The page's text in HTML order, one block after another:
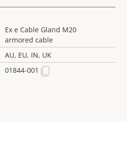
Ex e Cable Gland M20
armored cable
AU, EU, IN, UK
01844-001